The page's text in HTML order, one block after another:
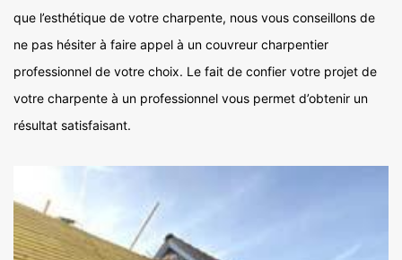
que l’esthétique de votre charpente, nous vous conseillons de
ne pas hésiter à faire appel à un couvreur charpentier
professionnel de votre choix. Le fait de confier votre projet de
votre charpente à un professionnel vous permet d’obtenir un
résultat satisfaisant.